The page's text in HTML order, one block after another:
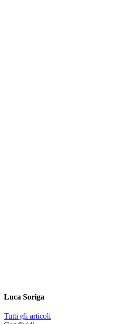
Luca Soriga
Tutti gli articoli